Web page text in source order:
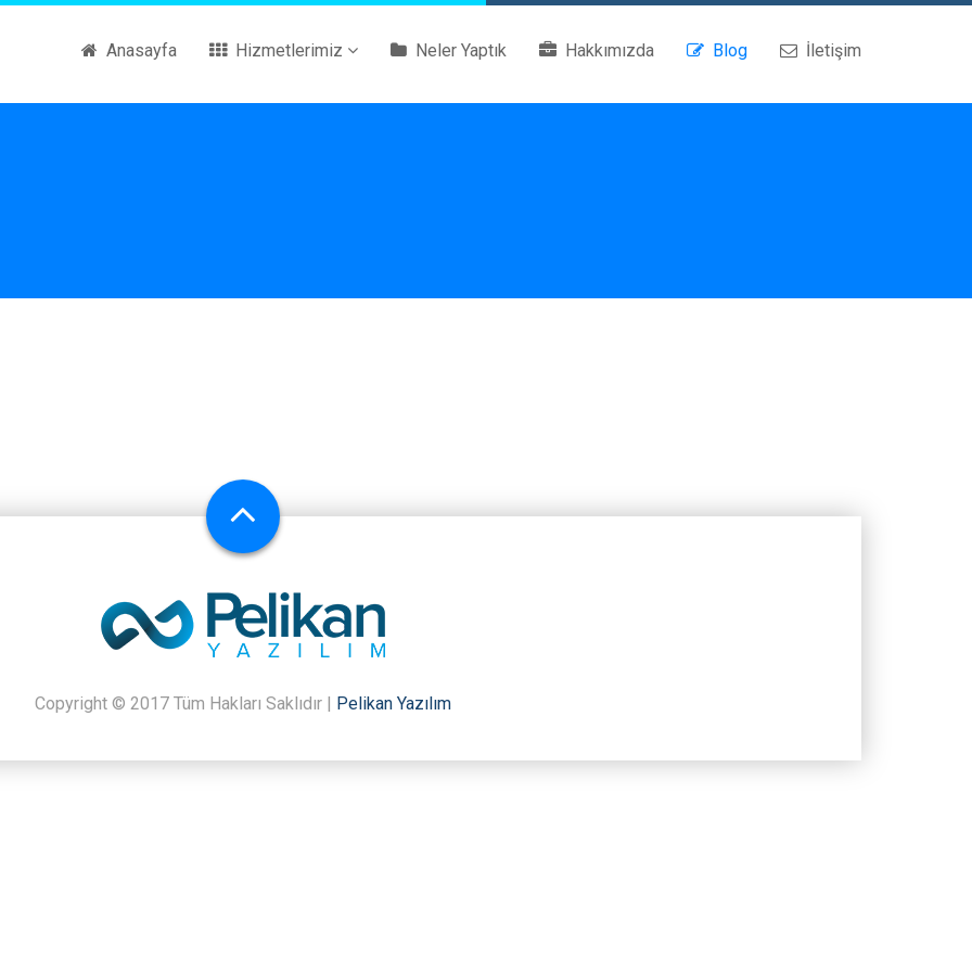
Anasayfa Hizmetlerimiz Neler Yaptık Hakkımızda Blog İletişim
Copyright © 2017 Tüm Hakları Saklıdır | Pelikan Yazılım